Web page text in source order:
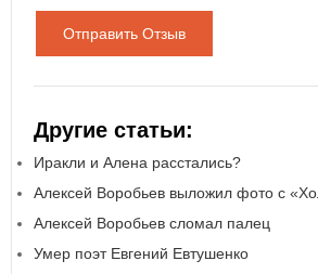
Отправить Отзыв
Другие статьи:
Иракли и Алена расстались?
Алексей Воробьев выложил фото с
Алексей Воробьев сломал палец
Умер поэт Евгений Евтушенко